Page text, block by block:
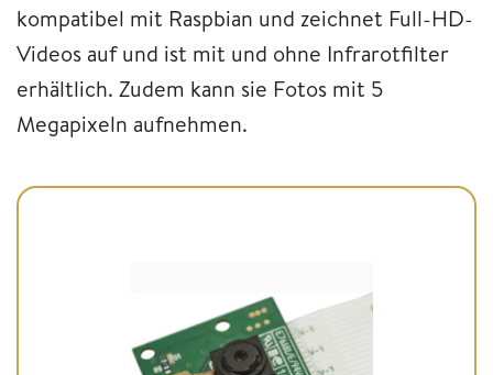
kompatibel mit Raspbian und zeichnet Full-HD-
Videos auf und ist mit und ohne Infrarotfilter
erhältlich. Zudem kann sie Fotos mit 5
Megapixeln aufnehmen.